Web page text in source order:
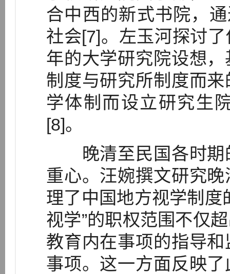
合中西的新式书院，
社会[7]。左玉河探讨
年的大学研究院设想
制度与研究所制度而
学体制而设立研究生
[8]。
晚清至民国各时期
重心。汪婉撰文研究
理了中国地方视学制度
视学”的职权范围不仅
教育内在事项的指导
事项。这一方面反映